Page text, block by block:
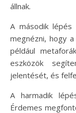
állnak.
A második lépés
megnézni, hogy
például
eszközök
jelentését, és
A harmadik
Érdemes